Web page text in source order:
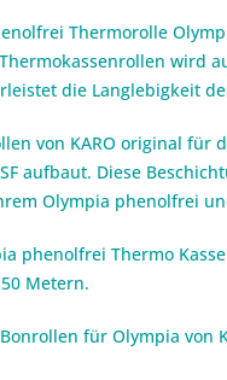
Thermorolle
die Langlebigkeit
von KARO original für
aufbaut. Diese
Olympia phenolfrei
phenolfrei Thermo
Metern.
für Olympia von